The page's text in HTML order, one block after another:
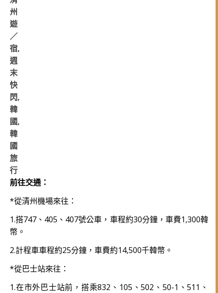
前往交通：
*從清州機場來往：
1.搭747、405、407號公車，車程約30分鐘，車費1,300韓
幣。
2.計程車車程約25分鐘，車費約14,500千韓幣。
*從巴士站來往：
1.在市外巴士站前，搭乘832、105、502、50-1、511、